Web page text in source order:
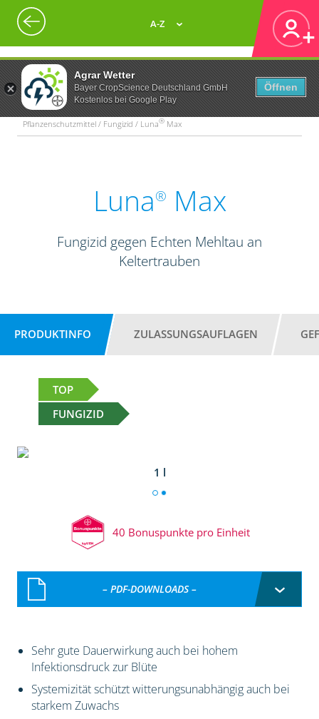
Agrar Wetter
Bayer CropScience Deutschland GmbH
Kostenlos bei Google Play
Öffnen
A-Z
Pflanzenschutzmittel / Fungizid / Luna® Max
Luna® Max
Fungizid gegen Echten Mehltau an
Keltertrauben
PRODUKTINFO ZULASSUNGSAUFLAGEN
TOP
FUNGIZID
1 l
40 Bonuspunkte pro Einheit
– PDF-DOWNLOADS –
Sehr gute Dauerwirkung auch bei hohem
Infektionsdruck zur Blüte
Systemizität schützt witterungsunabhängig auch bei
starkem Zuwachs